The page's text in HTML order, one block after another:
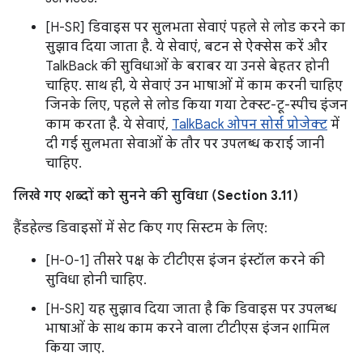
[H-SR] डिवाइस पर सुलभता सेवाएं पहले से लोड करने का
सुझाव दिया जाता है. ये सेवाएं, बटन से ऐक्सेस करें और
TalkBack की सुविधाओं के बराबर या उनसे बेहतर होनी
चाहिए. साथ ही, ये सेवाएं उन भाषाओं में काम करनी चाहिए
जिनके लिए, पहले से लोड किया गया टेक्स्ट-टू-स्पीच इंजन
काम करता है. ये सेवाएं, TalkBack ओपन सोर्स प्रोजेक्ट में
दी गई सुलभता सेवाओं के तौर पर उपलब्ध कराई जानी
चाहिए.
लिखे गए शब्दों को सुनने की सुविधा (Section 3.11)
हैंडहेल्ड डिवाइसों में सेट किए गए सिस्टम के लिए:
[H-0-1] तीसरे पक्ष के टीटीएस इंजन इंस्टॉल करने की
सुविधा होनी चाहिए.
[H-SR] यह सुझाव दिया जाता है कि डिवाइस पर उपलब्ध
भाषाओं के साथ काम करने वाला टीटीएस इंजन शामिल
किया जाए.